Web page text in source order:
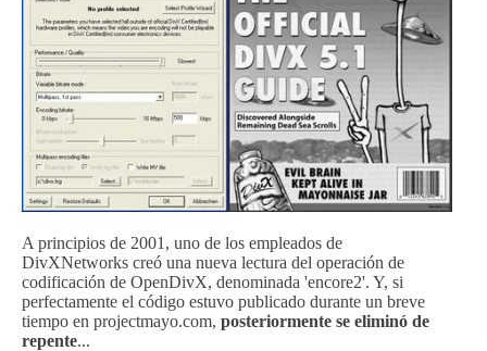
A principios de 2001, uno de los empleados de
DivXNetworks creó una nueva lectura del operación de
codificación de OpenDivX, denominada 'encore2'. Y, si
perfectamente el código estuvo publicado durante un breve
tiempo en projectmayo.com, posteriormente se eliminó de
repente...